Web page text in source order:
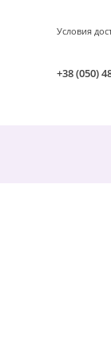
Условия
+38 (050)